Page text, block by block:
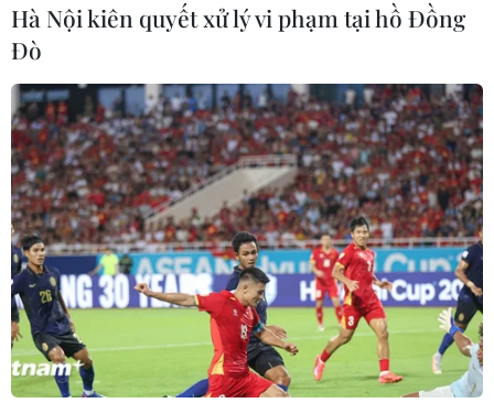
Hà Nội kiên quyết xử lý vi phạm tại hồ Đồng
Đò